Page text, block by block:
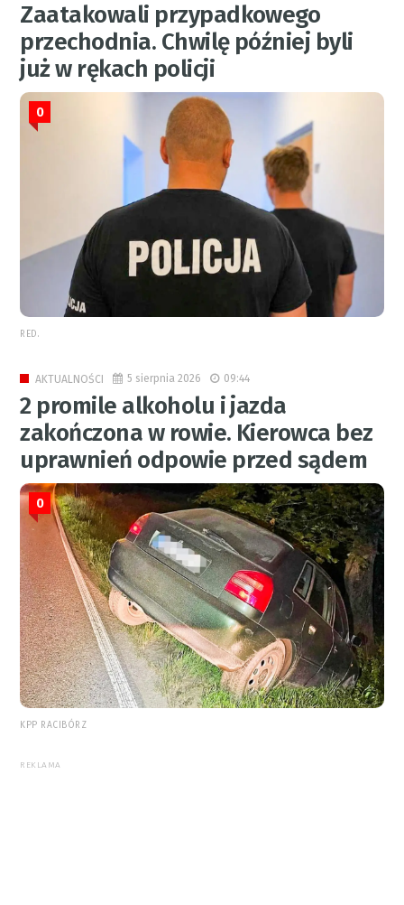
Zaatakowali przypadkowego
przechodnia. Chwilę później byli
już w rękach policji
0
RED.
AKTUALNOŚCI 5 sierpnia 2026 09:44
2 promile alkoholu i jazda
zakończona w rowie. Kierowca bez
uprawnień odpowie przed sądem
0
KPP RACIBÓRZ
REKLAMA